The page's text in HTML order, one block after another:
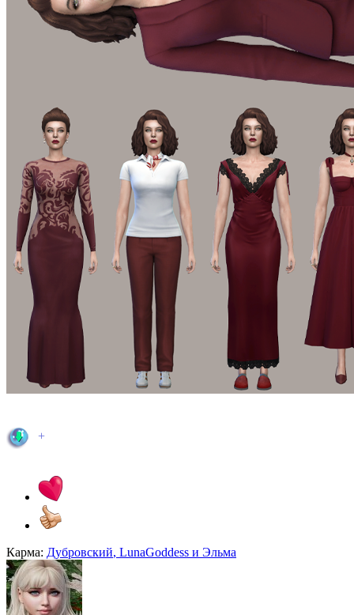
+
Карма: Дубровский, LunaGoddess и Эльма